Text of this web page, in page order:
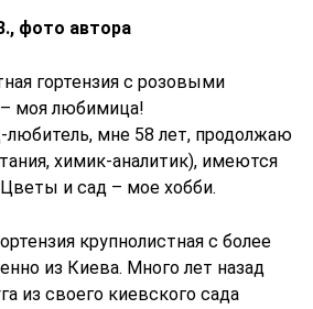
фото автора
гортензия с розовыми
моя любимица!
мне 58 лет, продолжаю
химик-аналитик), имеются
и сад – мое хобби.
крупнолистная с более
из Киева. Много лет назад
из своего киевского сада